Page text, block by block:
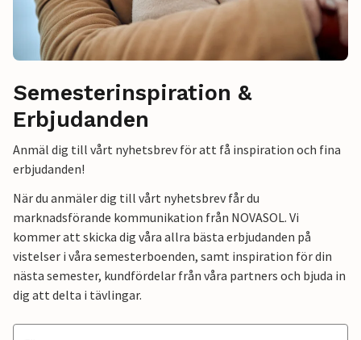
Semesterinspiration &
Erbjudanden
Anmäl dig till vårt nyhetsbrev för att få inspiration och fina
erbjudanden!
När du anmäler dig till vårt nyhetsbrev får du
marknadsförande kommunikation från NOVASOL. Vi
kommer att skicka dig våra allra bästa erbjudanden på
vistelser i våra semesterboenden, samt inspiration för din
nästa semester, kundfördelar från våra partners och bjuda in
dig att delta i tävlingar.